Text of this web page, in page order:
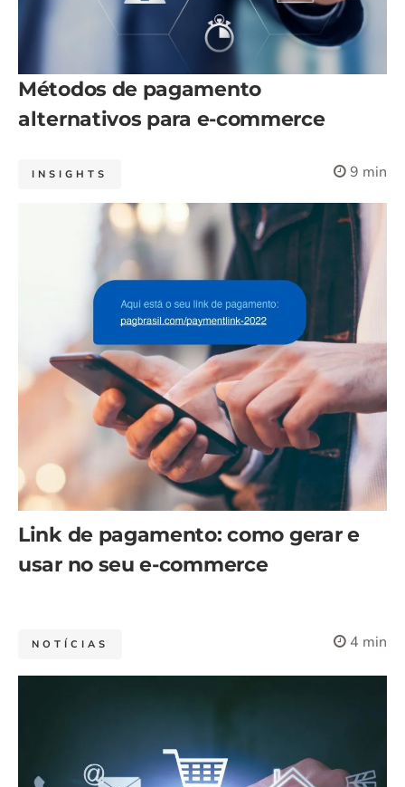
Métodos de pagamento
alternativos para e-commerce
INSIGHTS 9 min
Link de pagamento: como gerar e
usar no seu e-commerce
NOTÍCIAS 4 min